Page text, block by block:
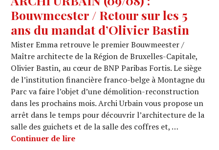
Bouwmeester / Retour sur les 5
ans du mandat d’Olivier Bastin
Mister Emma retrouve le premier Bouwmeester /
Maître architecte de la Région de Bruxelles-Capitale,
Olivier Bastin, au cœur de BNP Paribas Fortis. Le siège
de l’institution financière franco-belge à Montagne du
Parc va faire l’objet d’une démolition-reconstruction
dans les prochains mois. Archi Urbain vous propose un
arrêt dans le temps pour découvrir l’architecture de la
salle des guichets et de la salle des coffres et, …
Continuer de lireARCHI URBAIN (09/08) :